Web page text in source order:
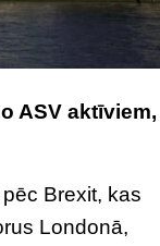
ASV aktīviem,
Brexit, kas
Londonā,